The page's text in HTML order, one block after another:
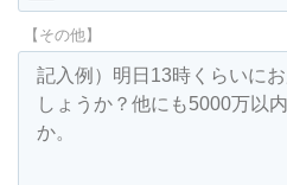
【その他】